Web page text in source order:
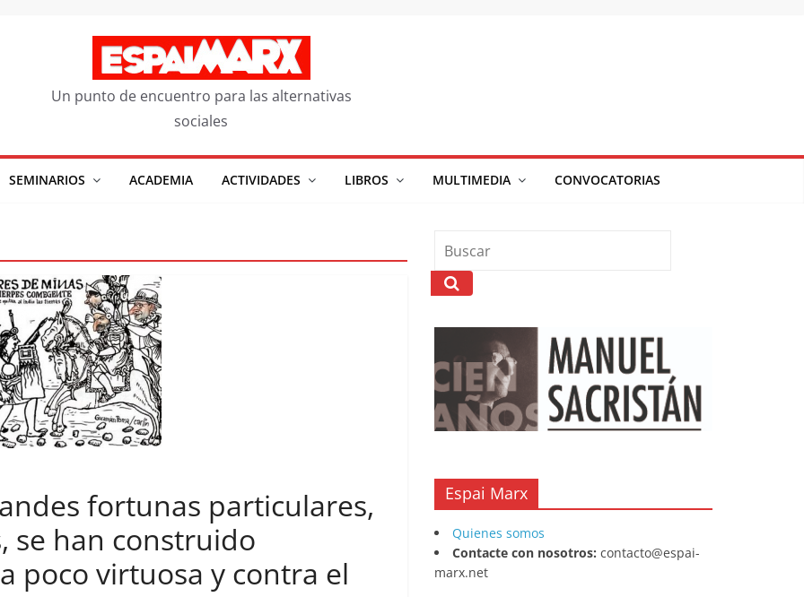
Un punto de encuentro para las alternativas
sociales
SEMINARIOS ACADEMIA ACTIVIDADES LIBROS MULTIMEDIA CONVOCATORIAS
fortunas particulares,
se han construido
poco virtuosa y contra el
Espai Marx
Quienes somos
Contacte con nosotros: contacto@espai-
marx.net